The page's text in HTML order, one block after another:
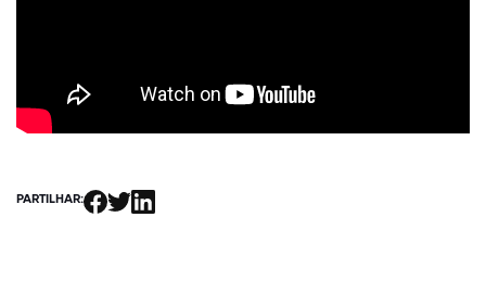
PARTILHAR: